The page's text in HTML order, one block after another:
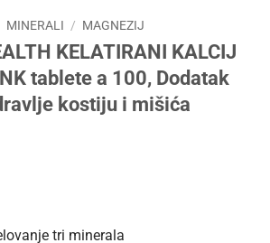
MINERALI / MAGNEZIJ
KELATIRANI KALCIJ
tablete a 100, Dodatak
kostiju i mišića
tri minerala